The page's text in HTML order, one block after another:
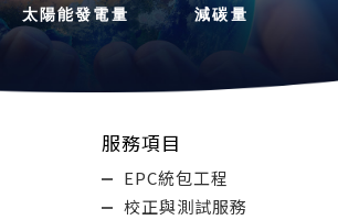
太陽能發電量 減碳量
服務項目
EPC統包工程
校正與測試服務